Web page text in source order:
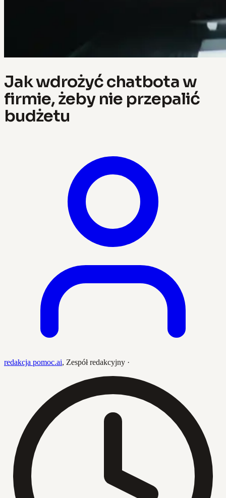
Jak wdrożyć chatbota w
firmie, żeby nie przepalić
budżetu
redakcja pomoc.ai, Zespół redakcyjny ·